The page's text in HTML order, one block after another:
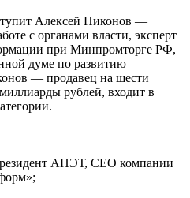
Алексей Никонов —
с органами власти, эксперт
при Минпромторге РФ,
думе по развитию
— продавец на шести
рублей, входит в
АПЭТ, СЕО компании